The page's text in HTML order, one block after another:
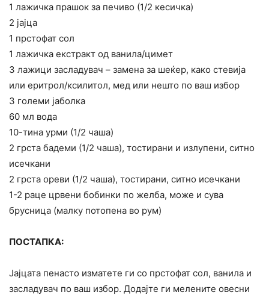
1 лажичка прашок за печиво (1/2 кесичка)
2 јајца
1 прстофат сол
1 лажичка екстракт од ванила/цимет
3 лажици засладувач – замена за шеќер, како стевија
или еритрол/ксилитол, мед или нешто по ваш избор
3 големи јаболка
60 мл вода
10-тина урми (1/2 чаша)
2 грста бадеми (1/2 чаша), тостирани и излупени, ситно
исечкани
2 грста ореви (1/2 чаша), тостирани, ситно исечкани
1-2 раце црвени бобинки по желба, може и сува
брусница (малку потопена во рум)
ПОСТАПКА:
Јајцата пенасто изматете ги со прстофат сол, ванила и
засладувач по ваш избор. Додајте ги мелените овесни